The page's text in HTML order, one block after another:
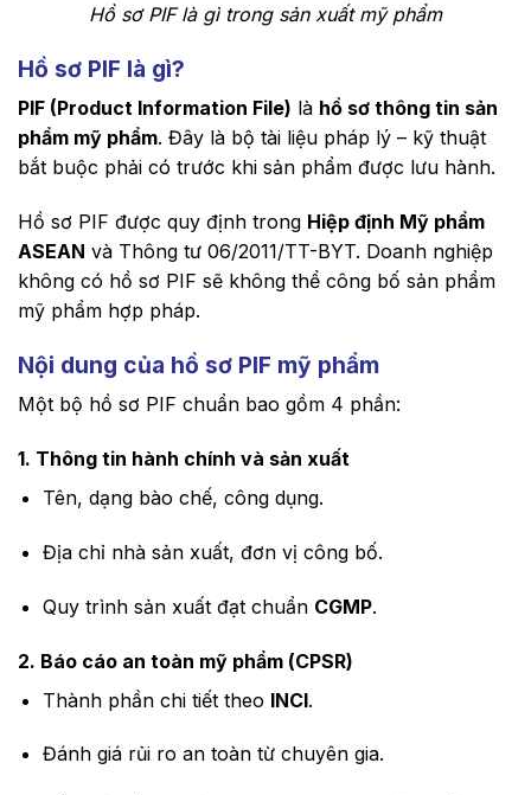
Hồ sơ PIF là gì trong sản xuất mỹ phẩm
Hồ sơ PIF là gì?
PIF (Product Information File) là hồ sơ thông tin sản
phẩm mỹ phẩm. Đây là bộ tài liệu pháp lý – kỹ thuật
bắt buộc phải có trước khi sản phẩm được lưu hành.
Hồ sơ PIF được quy định trong Hiệp định Mỹ phẩm
ASEAN và Thông tư 06/2011/TT-BYT. Doanh nghiệp
không có hồ sơ PIF sẽ không thể công bố sản phẩm
mỹ phẩm hợp pháp.
Nội dung của hồ sơ PIF mỹ phẩm
Một bộ hồ sơ PIF chuẩn bao gồm 4 phần:
1. Thông tin hành chính và sản xuất
Tên, dạng bào chế, công dụng.
Địa chỉ nhà sản xuất, đơn vị công bố.
Quy trình sản xuất đạt chuẩn CGMP.
2. Báo cáo an toàn mỹ phẩm (CPSR)
Thành phần chi tiết theo INCI.
Đánh giá rủi ro an toàn từ chuyên gia.